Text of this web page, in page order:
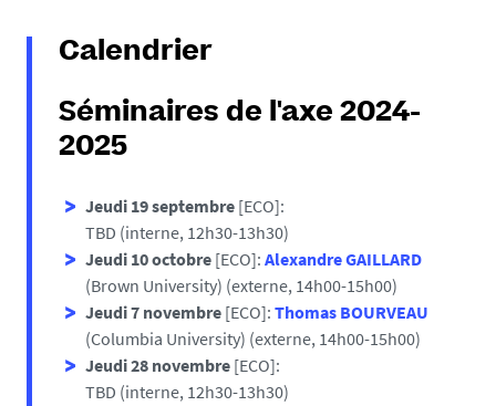
Calendrier
Séminaires de l'axe 2024-
2025
Jeudi 19 septembre [ECO]:
TBD (interne, 12h30-13h30)
Jeudi 10 octobre [ECO]: Alexandre GAILLARD
(Brown University) (externe, 14h00-15h00)
Jeudi 7 novembre [ECO]: Thomas BOURVEAU
(Columbia University) (externe, 14h00-15h00)
Jeudi 28 novembre [ECO]:
TBD (interne, 12h30-13h30)